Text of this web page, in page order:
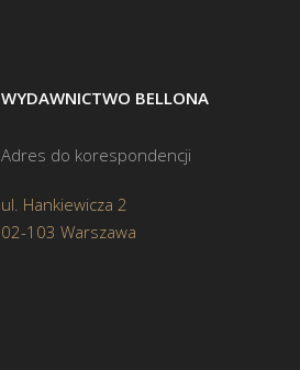
WYDAWNICTWO BELLONA
Adres do korespondencji
ul. Hankiewicza 2
02-103 Warszawa